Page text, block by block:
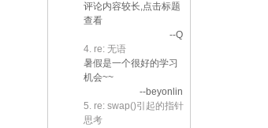
评论内容较长,点击标题
查看
--Q
4. re: 无语
暑假是一个很好的学习
机会~~
--beyonlin
5. re: swap()引起的指针
思考